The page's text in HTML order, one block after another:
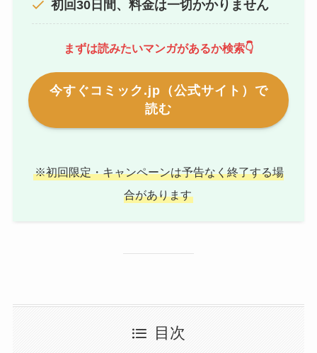
初回30日間、料金は一切かかりません
まずは読みたいマンガがあるか検索👇
今すぐコミック.jp（公式サイト）で
読む
※初回限定・キャンペーンは予告なく終了する場
合があります
目次